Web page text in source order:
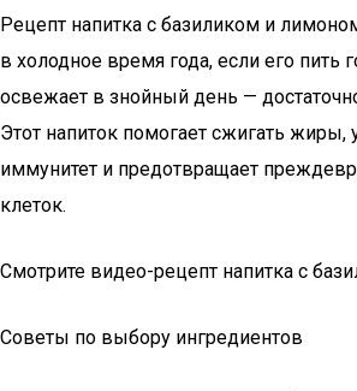
Рецепт напитка с базиликом и
в холодное время года, если его пить
освежает в знойный день —
Этот напиток помогает сжигать жиры,
иммунитет и предотвращает
клеток.
Смотрите видео-рецепт напитка с
Советы по выбору ингредиентов